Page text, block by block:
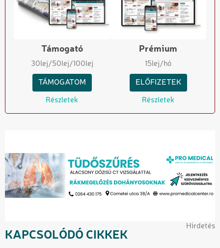
Támogató
30lej/50lej/100lej
TÁMOGATOM
Részletek
Prémium
15lej/hó
ELŐFIZETEK
Részletek
Hirdetés
KAPCSOLÓDÓ CIKKEK